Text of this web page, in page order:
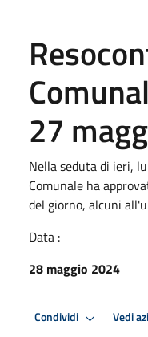
27
Nella seduta di ieri,
Comunale ha
del giorno, alcuni
Data :
28 maggio 2024
Condividi Vedi